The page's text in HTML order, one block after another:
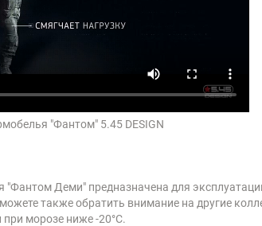
"Фантом" 5.45 DESIGN
"Фантом Деми" предназначена для
также обратить внимание на другие
морозе ниже -20°C.